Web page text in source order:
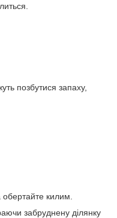
позбутися запаху,
обертайте килим.
забруднену ділянку